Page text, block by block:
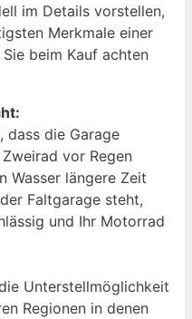
im Details vorstellen,
Merkmale einer
beim Kauf achten
dass die Garage
vor Regen
Wasser längere Zeit
Faltgarage steht,
und Ihr Motorrad
Unterstellmöglichkeit
Regionen in denen